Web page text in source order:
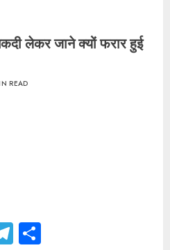
लेकर जाने क्यों फरार हुई
READ
Telegram